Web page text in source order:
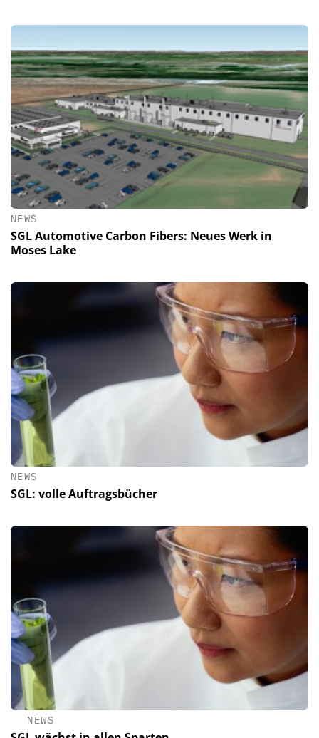
NEWS
SGL Automotive Carbon Fibers: Neues Werk in
Moses Lake
NEWS
SGL: volle Auftragsbücher
NEWS